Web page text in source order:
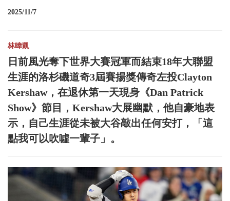
2025/11/7
林暐凱
日前風光奪下世界大賽冠軍而結束18年大聯盟
生涯的洛杉磯道奇3屆賽揚獎傳奇左投Clayton
Kershaw，在退休第一天現身《Dan Patrick
Show》節目，Kershaw大展幽默，他自豪地表
示，自己生涯從未被大谷敲出任何安打，「這
點我可以吹噓一輩子」。